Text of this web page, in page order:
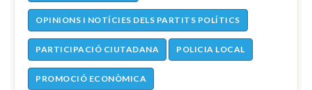
OPINIONS I NOTÍCIES DELS PARTITS POLÍTICS
PARTICIPACIÓ CIUTADANA POLICIA LOCAL
PROMOCIÓ ECONÒMICA